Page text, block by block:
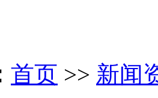
首页 >> 新闻